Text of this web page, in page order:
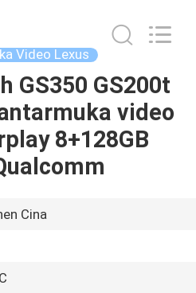
Video Lexus
GS350 GS200t
video
8+128GB
Cina